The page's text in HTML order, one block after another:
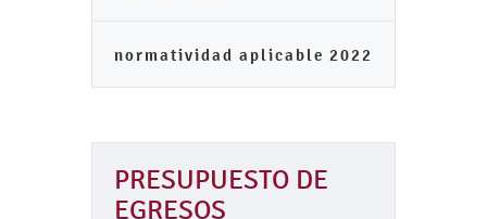
normatividad aplicable 2022
PRESUPUESTO DE
EGRESOS